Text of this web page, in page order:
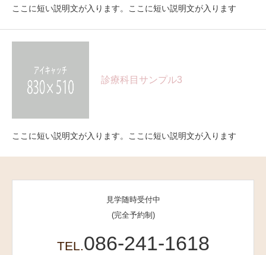
ここに短い説明文が入ります。ここに短い説明文が入ります
診療科目サンプル3
ここに短い説明文が入ります。ここに短い説明文が入ります
見学随時受付中
(完全予約制)
TEL.086-241-1618